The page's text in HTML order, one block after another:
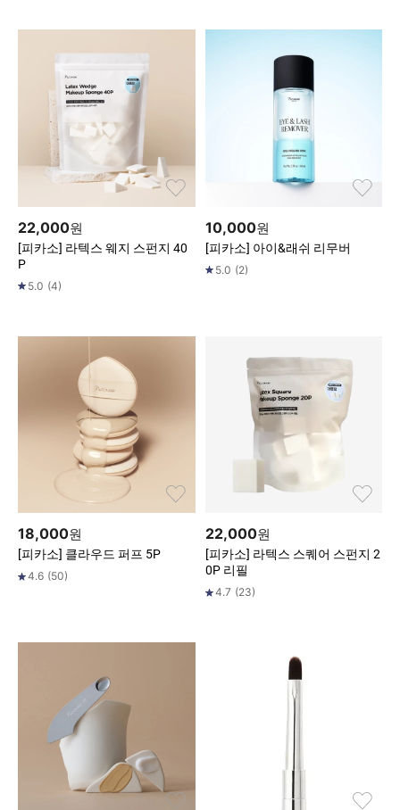
22,000원
[피카소] 라텍스 웨지 스펀지 40
P
5.0 (4)
10,000원
[피카소] 아이&래쉬 리무버
5.0 (2)
18,000원
[피카소] 클라우드 퍼프 5P
4.6 (50)
22,000원
[피카소] 라텍스 스퀘어 스펀지 2
0P 리필
4.7 (23)